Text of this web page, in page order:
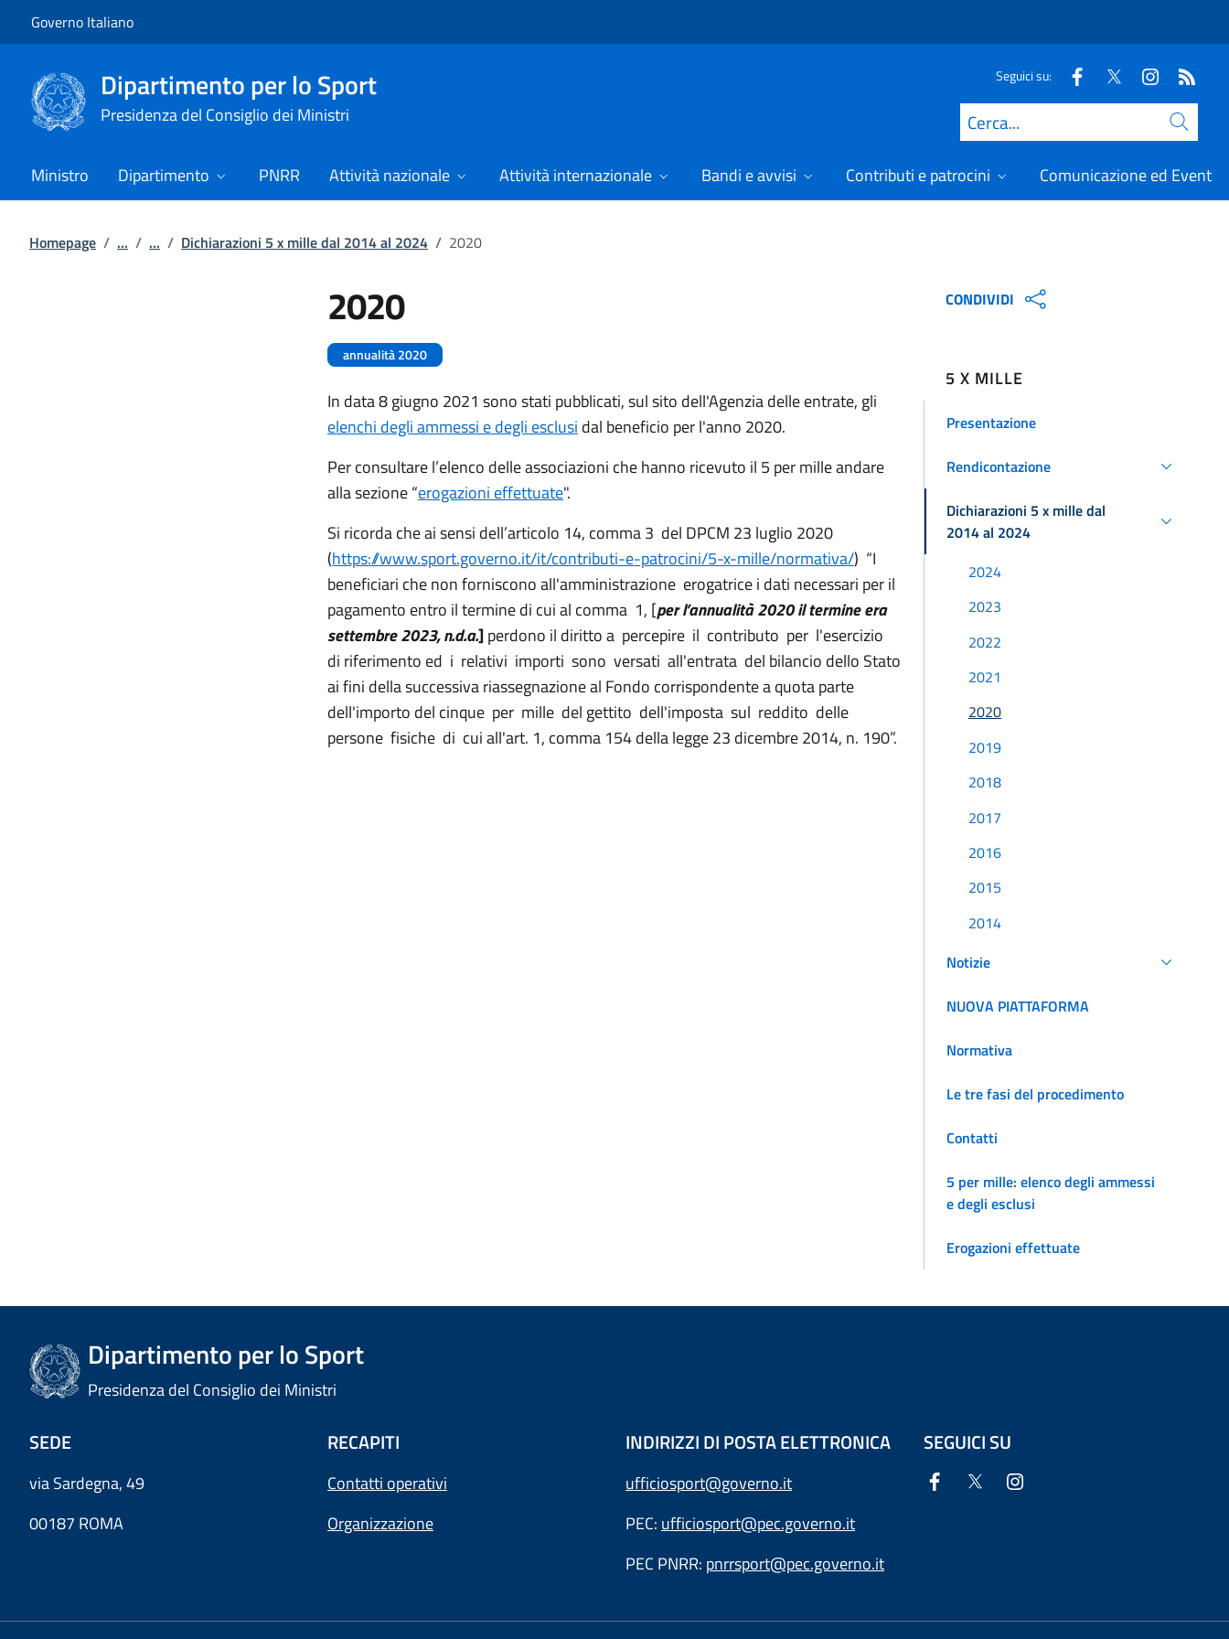
Governo Italiano
Dipartimento per lo Sport
Presidenza del Consiglio dei Ministri
Seguici su:
Cerca
Ministro Dipartimento PNRR Attività nazionale Attività internazionale Bandi e avvisi Contributi e patrocini Comunicazione ed Eventi
Homepage / ... / ... / Dichiarazioni 5 x mille dal 2014 al 2024 / 2020
2020
annualità 2020
In data 8 giugno 2021 sono stati pubblicati, sul sito dell'Agenzia delle entrate, gli
elenchi degli ammessi e degli esclusi dal beneficio per l'anno 2020.
Per consultare l’elenco delle associazioni che hanno ricevuto il 5 per mille andare
alla sezione “erogazioni effettuate".
Si ricorda che ai sensi dell’articolo 14, comma 3 del DPCM 23 luglio 2020
(https://www.sport.governo.it/it/contributi-e-patrocini/5-x-mille/normativa/) “I
beneficiari che non forniscono all'amministrazione erogatrice i dati necessari per il
pagamento entro il termine di cui al comma 1, [per l’annualità 2020 il termine era
settembre 2023, n.d.a.]perdono il diritto a percepire il contributo per l'esercizio
di riferimento ed i relativi importi sono versati all'entrata del bilancio dello Stato
ai fini della successiva riassegnazione al Fondo corrispondente a quota parte
dell'importo del cinque per mille del gettito dell'imposta sul reddito delle
persone fisiche di cui all'art. 1, comma 154 della legge 23 dicembre 2014, n. 190”.
CONDIVIDI
5 X MILLE
Presentazione
Rendicontazione
Dichiarazioni 5 x mille dal
2014 al 2024
2024
2023
2022
2021
2020
2019
2018
2017
2016
2015
2014
Notizie
NUOVA PIATTAFORMA
Normativa
Le tre fasi del procedimento
Contatti
5 per mille: elenco degli ammessi
e degli esclusi
Erogazioni effettuate
Dipartimento per lo Sport
Presidenza del Consiglio dei Ministri
SEDE
via Sardegna, 49
00187 ROMA
RECAPITI
Contatti operativi
Organizzazione
INDIRIZZI DI POSTA ELETTRONICA
ufficiosport@governo.it
PEC: ufficiosport@pec.governo.it
PEC PNRR: pnrrsport@pec.governo.it
SEGUICI SU